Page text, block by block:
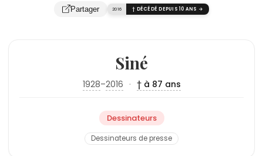
Partager 2016 † DÉCÉDÉ DEPUIS 10 ANS →
Siné
1928–2016 · † à 87 ans
Dessinateurs
Dessinateurs de presse